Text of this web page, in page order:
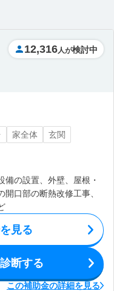
12,316 人が検討中
家全体
玄関
の設置、外壁、屋根・
口部の断熱改修工事、
見る
断する
この補助金の詳細を見る